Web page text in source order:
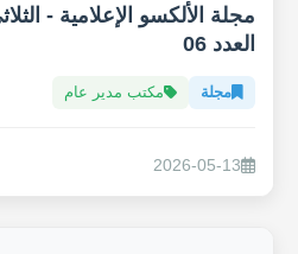
العدد 06
مجلة مكتب مدير عام
2026-05-13